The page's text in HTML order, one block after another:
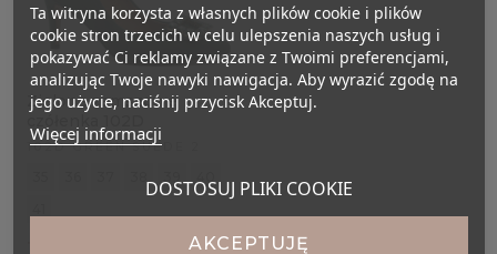
Zielone zamszowe
102D GREEN SUEDE 2
Ta witryna korzysta z własnych plików cookie i plików
cookie stron trzecich w celu ulepszenia naszych usług i
pokazywać Ci reklamy związane z Twoimi preferencjami,
analizując Twoje nawyki nawigacja. Aby wyrazić zgodę na
jego użycie, naciśnij przycisk Akceptuj.
Więcej informacji
DOSTOSUJ PLIKI COOKIE
AKCEPTUJĘ